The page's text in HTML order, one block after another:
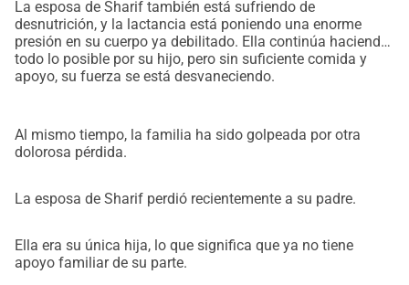
preocuparse.Gracias por ayudar a una familia que solo
desea vivir en paz y dignidad.Con esperanza,Sharif y
familia
La esposa de Sharif también está sufriendo de
desnutrición, y la lactancia está poniendo una enorme
presión en su cuerpo ya debilitado. Ella continúa haciendo
todo lo posible por su hijo, pero sin suficiente comida y
apoyo, su fuerza se está desvaneciendo.
Al mismo tiempo, la familia ha sido golpeada por otra
dolorosa pérdida.
La esposa de Sharif perdió recientemente a su padre.
Ella era su única hija, lo que significa que ya no tiene
apoyo familiar de su parte.